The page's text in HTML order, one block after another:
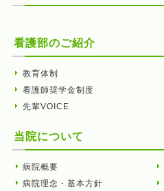
看護部のご紹介
教育体制
看護師奨学金制度
先輩VOICE
当院について
病院概要
病院理念・基本方針